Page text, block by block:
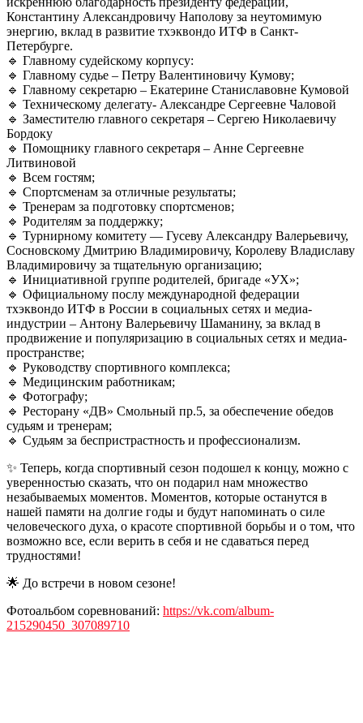
Константину Александровичу Наполову за неутомимую
энергию, вклад в развитие тхэквондо ИТФ в Санкт-
Петербурге.
🔹 Главному судейскому корпусу:
🔹 Главному судье – Петру Валентиновичу Кумову;
🔹 Главному секретарю – Екатерине Станиславовне Кумовой
🔹 Техническому делегату- Александре Сергеевне Чаловой
🔹 Заместителю главного секретаря – Сергею Николаевичу
Бордоку
🔹 Помощнику главного секретаря – Анне Сергеевне
Литвиновой
🔹 Всем гостям;
🔹 Спортсменам за отличные результаты;
🔹 Тренерам за подготовку спортсменов;
🔹 Родителям за поддержку;
🔹 Турнирному комитету — Гусеву Александру Валерьевичу,
Сосновскому Дмитрию Владимировичу, Королеву Владиславу
Владимировичу за тщательную организацию;
🔹 Инициативной группе родителей, бригаде «УХ»;
🔹 Официальному послу международной федерации
тхэквондо ИТФ в России в социальных сетях и медиа-
индустрии – Антону Валерьевичу Шаманину, за вклад в
продвижение и популяризацию в социальных сетях и медиа-
пространстве;
🔹 Руководству спортивного комплекса;
🔹 Медицинским работникам;
🔹 Фотографу;
🔹 Ресторану «ДВ» Смольный пр.5, за обеспечение обедов
судьям и тренерам;
🔹 Судьям за беспристрастность и профессионализм.
✨ Теперь, когда спортивный сезон подошел к концу, можно с
уверенностью сказать, что он подарил нам множество
незабываемых моментов. Моментов, которые останутся в
нашей памяти на долгие годы и будут напоминать о силе
человеческого духа, о красоте спортивной борьбы и о том, что
возможно все, если верить в себя и не сдаваться перед
трудностями!
🌟 До встречи в новом сезоне!
Фотоальбом соревнований: https://vk.com/album-
215290450_307089710